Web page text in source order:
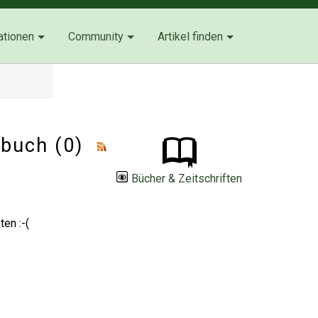
Community Artikel finden
Bücher & Zeitschriften
(0)
:-(